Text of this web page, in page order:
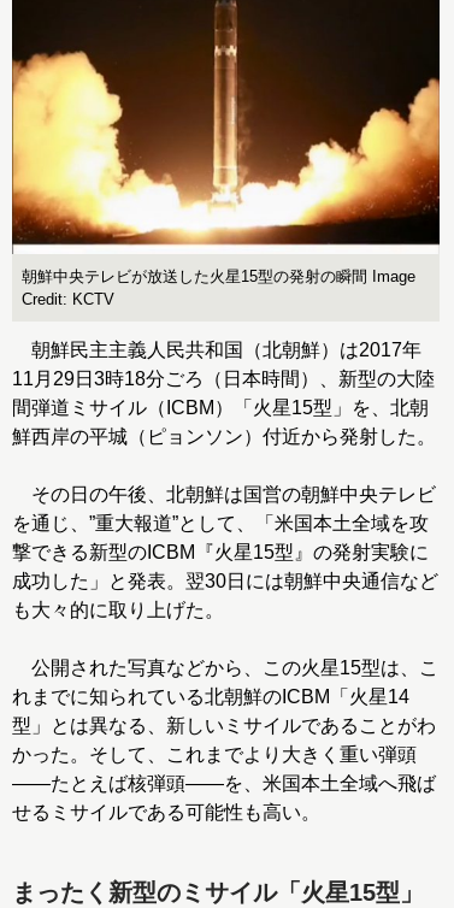
朝鮮中央テレビが放送した火星15型の発射の瞬間 Image
Credit: KCTV
朝鮮民主主義人民共和国（北朝鮮）は2017年
11月29日3時18分ごろ（日本時間）、新型の大陸
間弾道ミサイル（ICBM）「火星15型」を、北朝
鮮西岸の平城（ピョンソン）付近から発射した。
その日の午後、北朝鮮は国営の朝鮮中央テレビ
を通じ、”重大報道”として、「米国本土全域を攻
撃できる新型のICBM『火星15型』の発射実験に
成功した」と発表。翌30日には朝鮮中央通信など
も大々的に取り上げた。
公開された写真などから、この火星15型は、こ
れまでに知られている北朝鮮のICBM「火星14
型」とは異なる、新しいミサイルであることがわ
かった。そして、これまでより大きく重い弾頭
――たとえば核弾頭――を、米国本土全域へ飛ば
せるミサイルである可能性も高い。
まったく新型のミサイル「火星15型」